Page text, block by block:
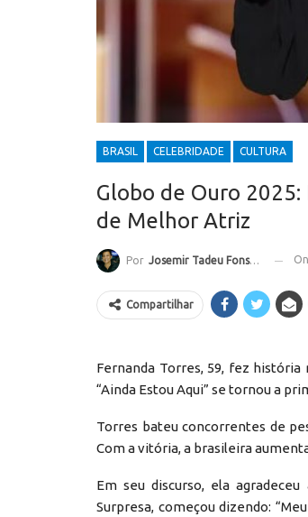
BRASIL CELEBRIDADE CULTURA
Globo de Ouro
de Melhor Atriz
Por Josemir Tadeu Fonseca On
Compartilhar
Fernanda Torres, 59, fez
“Ainda Estou Aqui” se tornou a
Torres bateu concorrentes de
Com a vitória, a brasileira
Em seu discurso, ela
Surpresa, começou dizendo: